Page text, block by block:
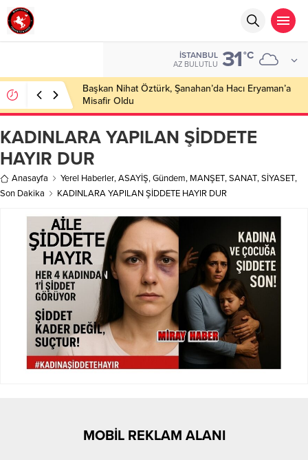
İSTANBUL
AZ BULUTLU 31°C
Başkan Nihat Öztürk, Şanahan’da Hacı Eryaman’a
Misafir Oldu
KADINLARA YAPILAN ŞİDDETE
HAYIR DUR
Anasayfa Yerel Haberler,ASAYİŞ,Gündem, MANŞET,SANAT,SİYASET,
Son Dakika
KADINLARA YAPILAN ŞİDDETE HAYIR DUR
MOBİL REKLAM ALANI